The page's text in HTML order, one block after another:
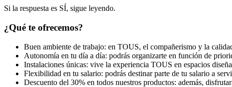
Si la respuesta es SÍ, sigue leyendo.
¿Qué te ofrecemos?
Buen ambiente de trabajo: en TOUS, el compañerismo y la
Autonomía en tu día a día: podrás organizarte en función de
Instalaciones únicas: vive la experiencia TOUS en espacios
Flexibilidad en tu salario: podrás destinar parte de tu salario a
Descuento del 30% en todos nuestros productos: además,